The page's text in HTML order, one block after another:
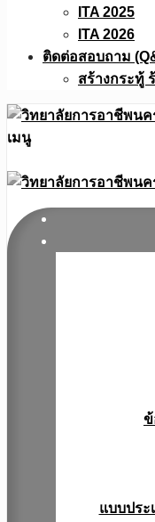
ITA 2025
ITA 2026
ติดต่อสอบถาม
สร้างกระทู้
เมนู
ข้
แบบประ